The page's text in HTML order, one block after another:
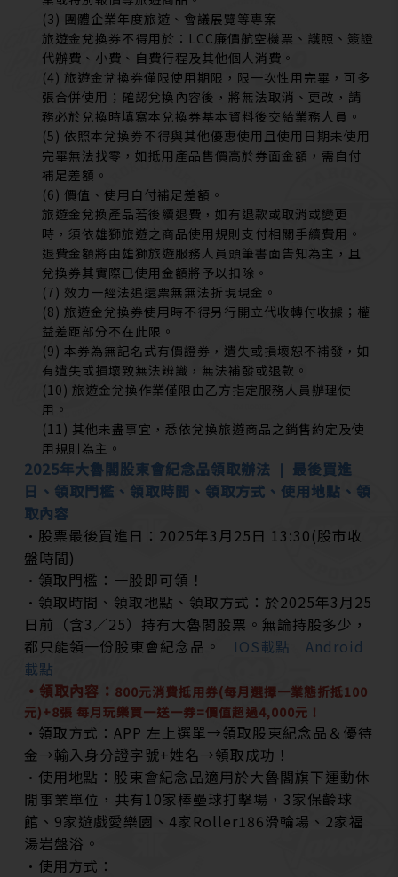
(3) 團體企業年度旅遊、會議展覽等專案
旅遊金兌換券不得用於：LCC廉價航空機票、護照、簽證
代辦費、小費、自費行程及其他個人消費。
(4) 旅遊金兌換券僅限使用期限，限一次性用完畢，可多
張合併使用；確認兌換內容後，將無法取消、更改，請
務必於兌換時填寫本兌換券基本資料後交給業務人員。
(5) 依照本兌換券不得與其他優惠使用且使用日期未使用
完畢無法找零，如抵用產品售價高於券面金額，需自付
補足差額。
(6) 價值、使用自付補足差額。
旅遊金兌換產品若後續退費，如有退款或取消或變更
時，須依雄獅旅遊之商品使用規則支付相關手續費用。
退費金額將由雄獅旅遊服務人員頭筆書面告知為主，且
兌換券其實際已使用金額將予以扣除。
(7) 效力一經法追還票無無法折現現金。
(8) 旅遊金兌換券使用時不得另行開立代收轉付收據；權
益差距部分不在此限。
(9) 本券為無記名式有價證券，遺失或損壞恕不補發，如
有遺失或損壞致無法辨識，無法補發或退款。
(10) 旅遊金兌換作業僅限由乙方指定服務人員辦理使
用。
(11) 其他未盡事宜，悉依兌換旅遊商品之銷售約定及使
用規則為主。
2025年大魯閣股東會紀念品領取辦法 ❘ 最後買進
日、領取門檻、領取時間、領取方式、使用地點、領
取內容
•股票最後買進日：2025年3月25日 13:30(股市收
盤時間)
•領取門檻：一股即可領！
•領取時間、領取地點、領取方式：於2025年3月25
日前（含3／25）持有大魯閣股票。無論持股多少，
都只能領一份股東會紀念品。 IOS載點 │ Android
載點
•領取內容： 800元消費抵用券(每月選擇一業態折抵100
元)+8張 每月玩樂買一送一券=價值超過4,000元！
•領取方式：APP 左上選單→領取股東紀念品＆優待
金→輸入身分證字號+姓名→領取成功！
•使用地點：股東會紀念品適用於大魯閣旗下運動休
閒事業單位，共有10家棒壘球打擊場，3家保齡球
館、9家遊戲愛樂園、4家Roller186滑輪場、2家福
湯岩盤浴。
•使用方式：